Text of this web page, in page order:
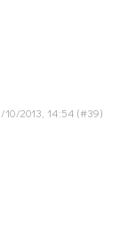
10/2013, 14:54